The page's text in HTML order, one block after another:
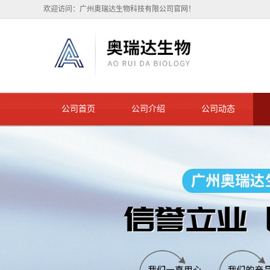
欢迎访问：广州奥瑞达生物科技有限公司官网！
公司首页 公司介绍 公司动态